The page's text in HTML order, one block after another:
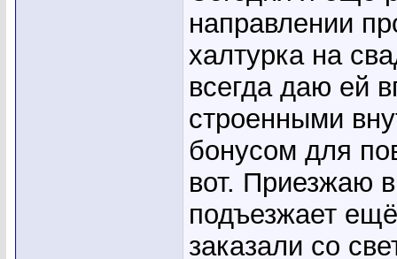
направлении
халтурка на
всегда даю ей
строенными
бонусом для
вот. Приезжаю
подъезжает
заказали со